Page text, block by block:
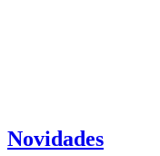
Novidades